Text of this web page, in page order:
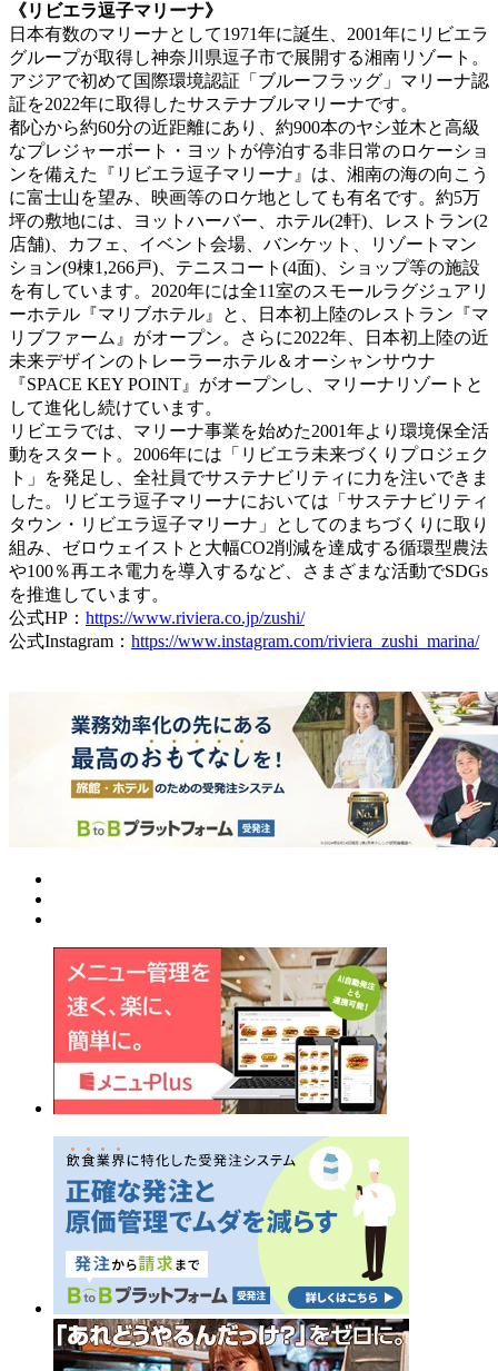
《リビエラ逗子マリーナ》
日本有数のマリーナとして1971年に誕生、2001年にリビエラ
グループが取得し神奈川県逗子市で展開する湘南リゾート。
アジアで初めて国際環境認証「ブルーフラッグ」マリーナ認
証を2022年に取得したサステナブルマリーナです。
都心から約60分の近距離にあり、約900本のヤシ並木と高級
なプレジャーボート・ヨットが停泊する非日常のロケーショ
ンを備えた『リビエラ逗子マリーナ』は、湘南の海の向こう
に富士山を望み、映画等のロケ地としても有名です。約5万
坪の敷地には、ヨットハーバー、ホテル(2軒)、レストラン(2
店舗)、カフェ、イベント会場、バンケット、リゾートマン
ション(9棟1,266戸)、テニスコート(4面)、ショップ等の施設
を有しています。2020年には全11室のスモールラグジュアリ
ーホテル『マリブホテル』と、日本初上陸のレストラン『マ
リブファーム』がオープン。さらに2022年、日本初上陸の近
未来デザインのトレーラーホテル＆オーシャンサウナ
『SPACE KEY POINT』がオープンし、マリーナリゾートと
して進化し続けています。
リビエラでは、マリーナ事業を始めた2001年より環境保全活
動をスタート。2006年には「リビエラ未来づくりプロジェク
ト」を発足し、全社員でサステナビリティに力を注いできま
した。リビエラ逗子マリーナにおいては「サステナビリティ
タウン・リビエラ逗子マリーナ」としてのまちづくりに取り
組み、ゼロウェイストと大幅CO2削減を達成する循環型農法
や100％再エネ電力を導入するなど、さまざまな活動でSDGs
を推進しています。
公式HP： https://www.riviera.co.jp/zushi/
公式Instagram： https://www.instagram.com/riviera_zushi_marina/